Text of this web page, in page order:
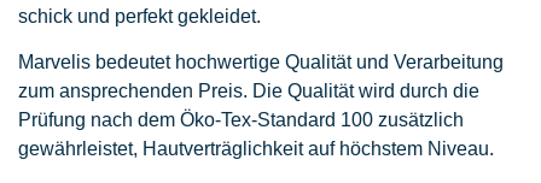
schick und perfekt gekleidet.
Marvelis bedeutet hochwertige Qualität und Verarbeitung
zum ansprechenden Preis. Die Qualität wird durch die
Prüfung nach dem Öko-Tex-Standard 100 zusätzlich
gewährleistet, Hautverträglichkeit auf höchstem Niveau.